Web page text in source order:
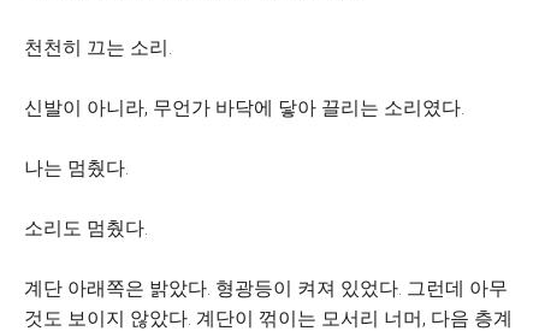
천천히 끄는 소리.
신발이 아니라, 무언가 바닥에 닿아 끌리는 소리였다.
나는 멈췄다.
소리도 멈췄다.
계단 아래쪽은 밝았다. 형광등이 켜져 있었다. 그런데 아무
것도 보이지 않았다. 계단이 꺾이는 모서리 너머, 다음 층계